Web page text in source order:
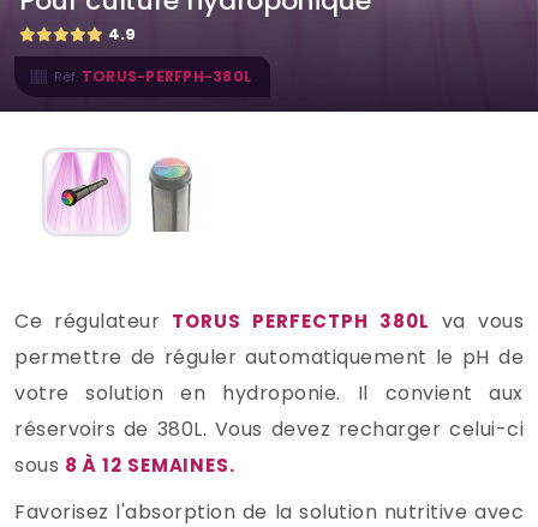
4.9
Réf. TORUS-PERFPH-380L
Ce régulateur TORUS PERFECTPH 380L va vous
permettre de réguler automatiquement le pH de
votre solution en hydroponie. Il convient aux
réservoirs de 380L. Vous devez recharger celui-ci
sous 8 À 12 SEMAINES.
Favorisez l'absorption de la solution nutritive avec